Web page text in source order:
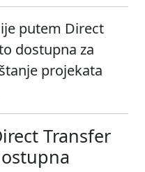
putem Direct
dostupna za
projekata
Transfer